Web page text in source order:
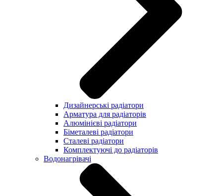
Дизайнерські радіатори
Арматура для радіаторів
Алюмінієві радіатори
Біметалеві радіатори
Сталеві радіатори
Комплектуючі до радіаторів
Водонагрівачі